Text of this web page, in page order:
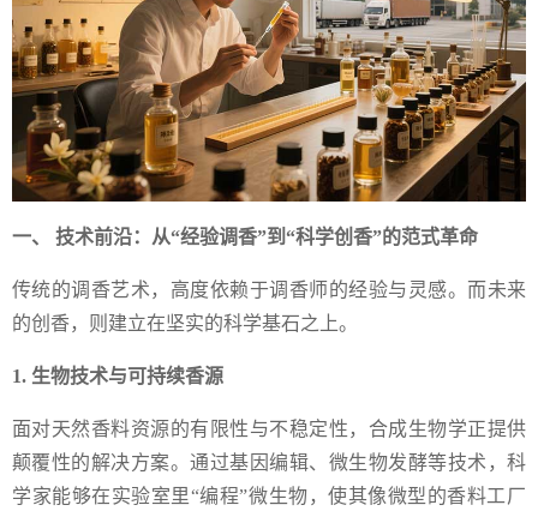
一、 技术前沿：从“经验调香”到“科学创香”的范式革命
传统的调香艺术，高度依赖于调香师的经验与灵感。而未来
的创香，则建立在坚实的科学基石之上。
1. 生物技术与可持续香源
面对天然香料资源的有限性与不稳定性，合成生物学正提供
颠覆性的解决方案。通过基因编辑、微生物发酵等技术，科
学家能够在实验室里“编程”微生物，使其像微型的香料工厂